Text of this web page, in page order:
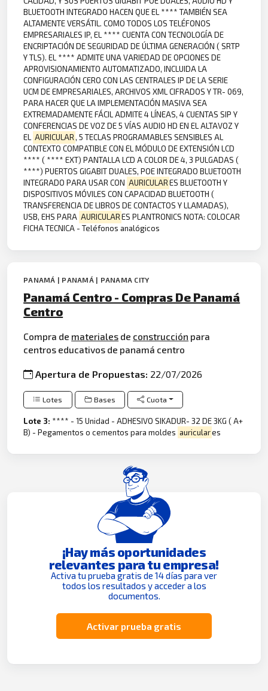
BLUETOOTH INTEGRADO HACEN QUE EL **** TAMBIÉN SEA
ALTAMENTE VERSÁTIL. COMO TODOS LOS TELÉFONOS
EMPRESARIALES IP, EL **** CUENTA CON TECNOLOGÍA DE
ENCRIPTACIÓN DE SEGURIDAD DE ÚLTIMA GENERACIÓN ( SRTP
Y TLS). EL **** ADMITE UNA VARIEDAD DE OPCIONES DE
APROVISIONAMIENTO AUTOMATIZADO, INCLUIDA LA
CONFIGURACIÓN CERO CON LAS CENTRALES IP DE LA SERIE
UCM DE EMPRESARIALES, ARCHIVOS XML CIFRADOS Y TR- 069,
PARA HACER QUE LA IMPLEMENTACIÓN MASIVA SEA
EXTREMADAMENTE FÁCIL ADMITE 4 LÍNEAS, 4 CUENTAS SIP Y
CONFERENCIAS DE VOZ DE 5 VÍAS AUDIO HD EN EL ALTAVOZ Y
EL AURICULAR, 5 TECLAS PROGRAMABLES SENSIBLES AL
CONTEXTO COMPATIBLE CON EL MÓDULO DE EXTENSIÓN LCD
**** ( **** EXT) PANTALLA LCD A COLOR DE 4, 3 PULGADAS (
****) PUERTOS GIGABIT DUALES, POE INTEGRADO BLUETOOTH
INTEGRADO PARA USAR CON AURICULARES BLUETOOTH Y
DISPOSITIVOS MÓVILES CON CAPACIDAD BLUETOOTH (
TRANSFERENCIA DE LIBROS DE CONTACTOS Y LLAMADAS),
USB, EHS PARA AURICULARES PLANTRONICS NOTA: COLOCAR
FICHA TECNICA - Teléfonos analógicos
PANAMÁ | PANAMÁ | PANAMA CITY
Panamá Centro - Compras De Panamá
Centro
Compra de materiales de construcción para
centros educativos de panamá centro
Apertura de Propuestas: 22/07/2026
Lotes Bases Cuota
Lote 3: **** - 15 Unidad - ADHESIVO SIKADUR- 32 DE 3KG ( A+
B) - Pegamentos o cementos para moldes auriculares
¡Hay más oportunidades
relevantes para tu empresa!
Activa tu prueba gratis de 14 días para ver
todos los resultados y acceder a los
documentos.
Activar prueba gratis